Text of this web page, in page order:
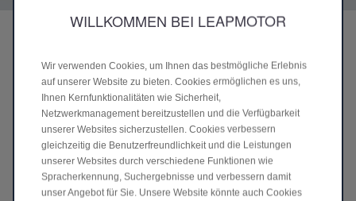
Für Effizienz, Sicherheit und Komfort.
Das System arbeitet mit dem ESP-Steuergerät
zusammen, um den Fahrzeugstatus in Echtzeit zu
überwachen und die Leistungsverteilung vorne und
hinten für die beste Mischung aus Leistung und
Effizienz anzupassen.
WILLKOMMEN BEI LEAPMOTOR
Wir verwenden Cookies, um Ihnen das bestmögliche Erlebnis
auf unserer Website zu bieten. Cookies ermöglichen es uns,
Ihnen Kernfunktionalitäten wie Sicherheit,
Netzwerkmanagement bereitzustellen und die Verfügbarkeit
unserer Websites sicherzustellen. Cookies verbessern
gleichzeitig die Benutzerfreundlichkeit und die Leistungen
unserer Websites durch verschiedene Funktionen wie
Spracherkennung, Suchergebnisse und verbessern damit
unser Angebot für Sie. Unsere Website könnte auch Cookies